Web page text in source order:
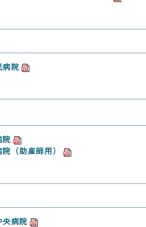
病院
院
（助産師用）
央病院